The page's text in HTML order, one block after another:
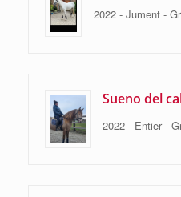
2022 - Jument -
Sueno del
2022 - Entier -